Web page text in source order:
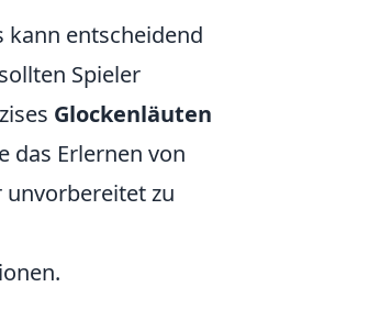
kann entscheidend
Spieler
Glockenläuten
das Erlernen von
unvorbereitet zu